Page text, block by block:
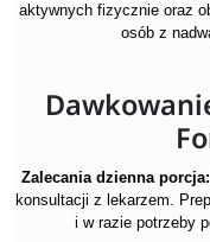
aktywnych fizycznie oraz
osób z
Zalecania dzienna porcja:
konsultacji z lekarzem.
i w razie potrzeby